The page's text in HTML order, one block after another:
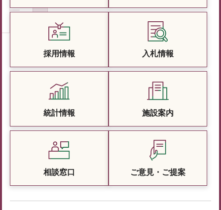
採用情報 入札情報
統計情報 施設案内
相談窓口 ご意見・ご提案